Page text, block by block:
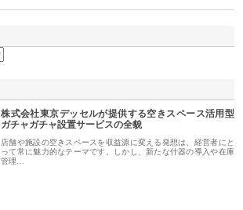
株式会社東京デッセルが提供する空きスペース活用型
ガチャガチャ設置サービスの全貌
店舗や施設の空きスペースを収益源に変える発想は、経営者にと
って常に魅力的なテーマです。しかし、新たな什器の導入や在庫
管理…